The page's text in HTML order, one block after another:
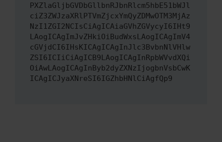
PXZlaGljbGVDbGllbnRJbnRlcm5hbE51bWJl
ciZ3ZWJzaXRlPTVmZjcxYmQyZDMwOTM3MjAz
NzI1ZGI2NCIsCiAgICAiaGVhZGVycyI6IHt9
LAogICAgImJvZHkiOiBudWxsLAogICAgImV4
cGVjdCI6IHsKICAgICAgInJlc3BvbnNlVHlw
ZSI6ICIiCiAgICB9LAogICAgInRpbWVvdXQi
OiAwLAogICAgInByb2dyZXNzIjogbnVsbCwK
ICAgICJyaXNreSI6IGZhbHNlCiAgfQp9